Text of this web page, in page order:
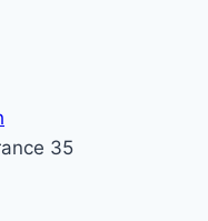
35